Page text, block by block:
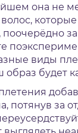
она не
виды
будет
потянув за